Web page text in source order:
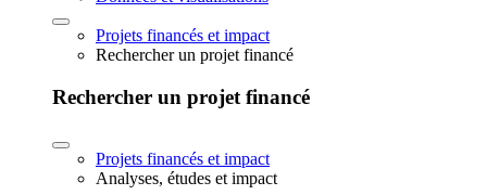
Projets financés et impact
Rechercher un projet financé
Rechercher un projet financé
Projets financés et impact
Analyses, études et impact